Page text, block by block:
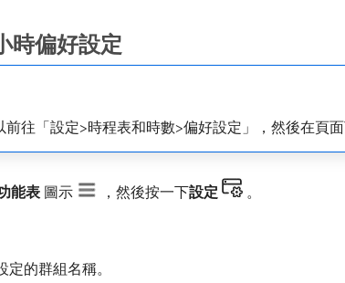
時偏好設定
往「設定>時程表和時數>偏好設定」，然後在頁
能表 ​圖示 ，然後按一下​設定 。
的群組名稱。